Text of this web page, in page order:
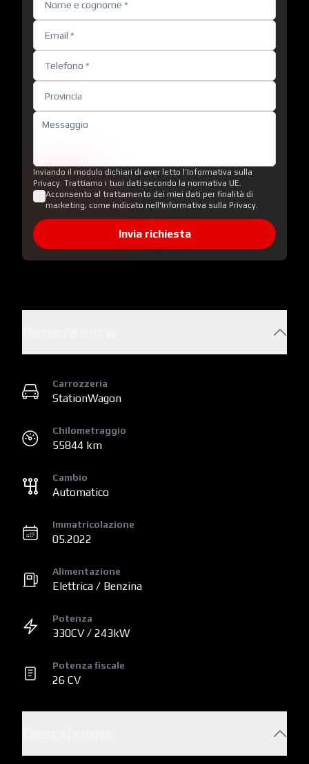
Inviando il modulo dichiari di aver letto l’Informativa sulla
Privacy. Trattiamo i tuoi dati secondo la normativa UE.
Acconsento al trattamento dei miei dati per finalità di
marketing, come indicato nell'Informativa sulla Privacy.
Invia richiesta
Carrozzeria
StationWagon
Chilometraggio
55844 km
Cambio
Automatico
Immatricolazione
05.2022
Alimentazione
Elettrica / Benzina
Potenza
330CV / 243kW
Potenza fiscale
26 CV